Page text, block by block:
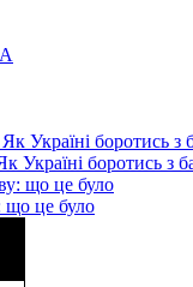
Україні боротись з
що це було